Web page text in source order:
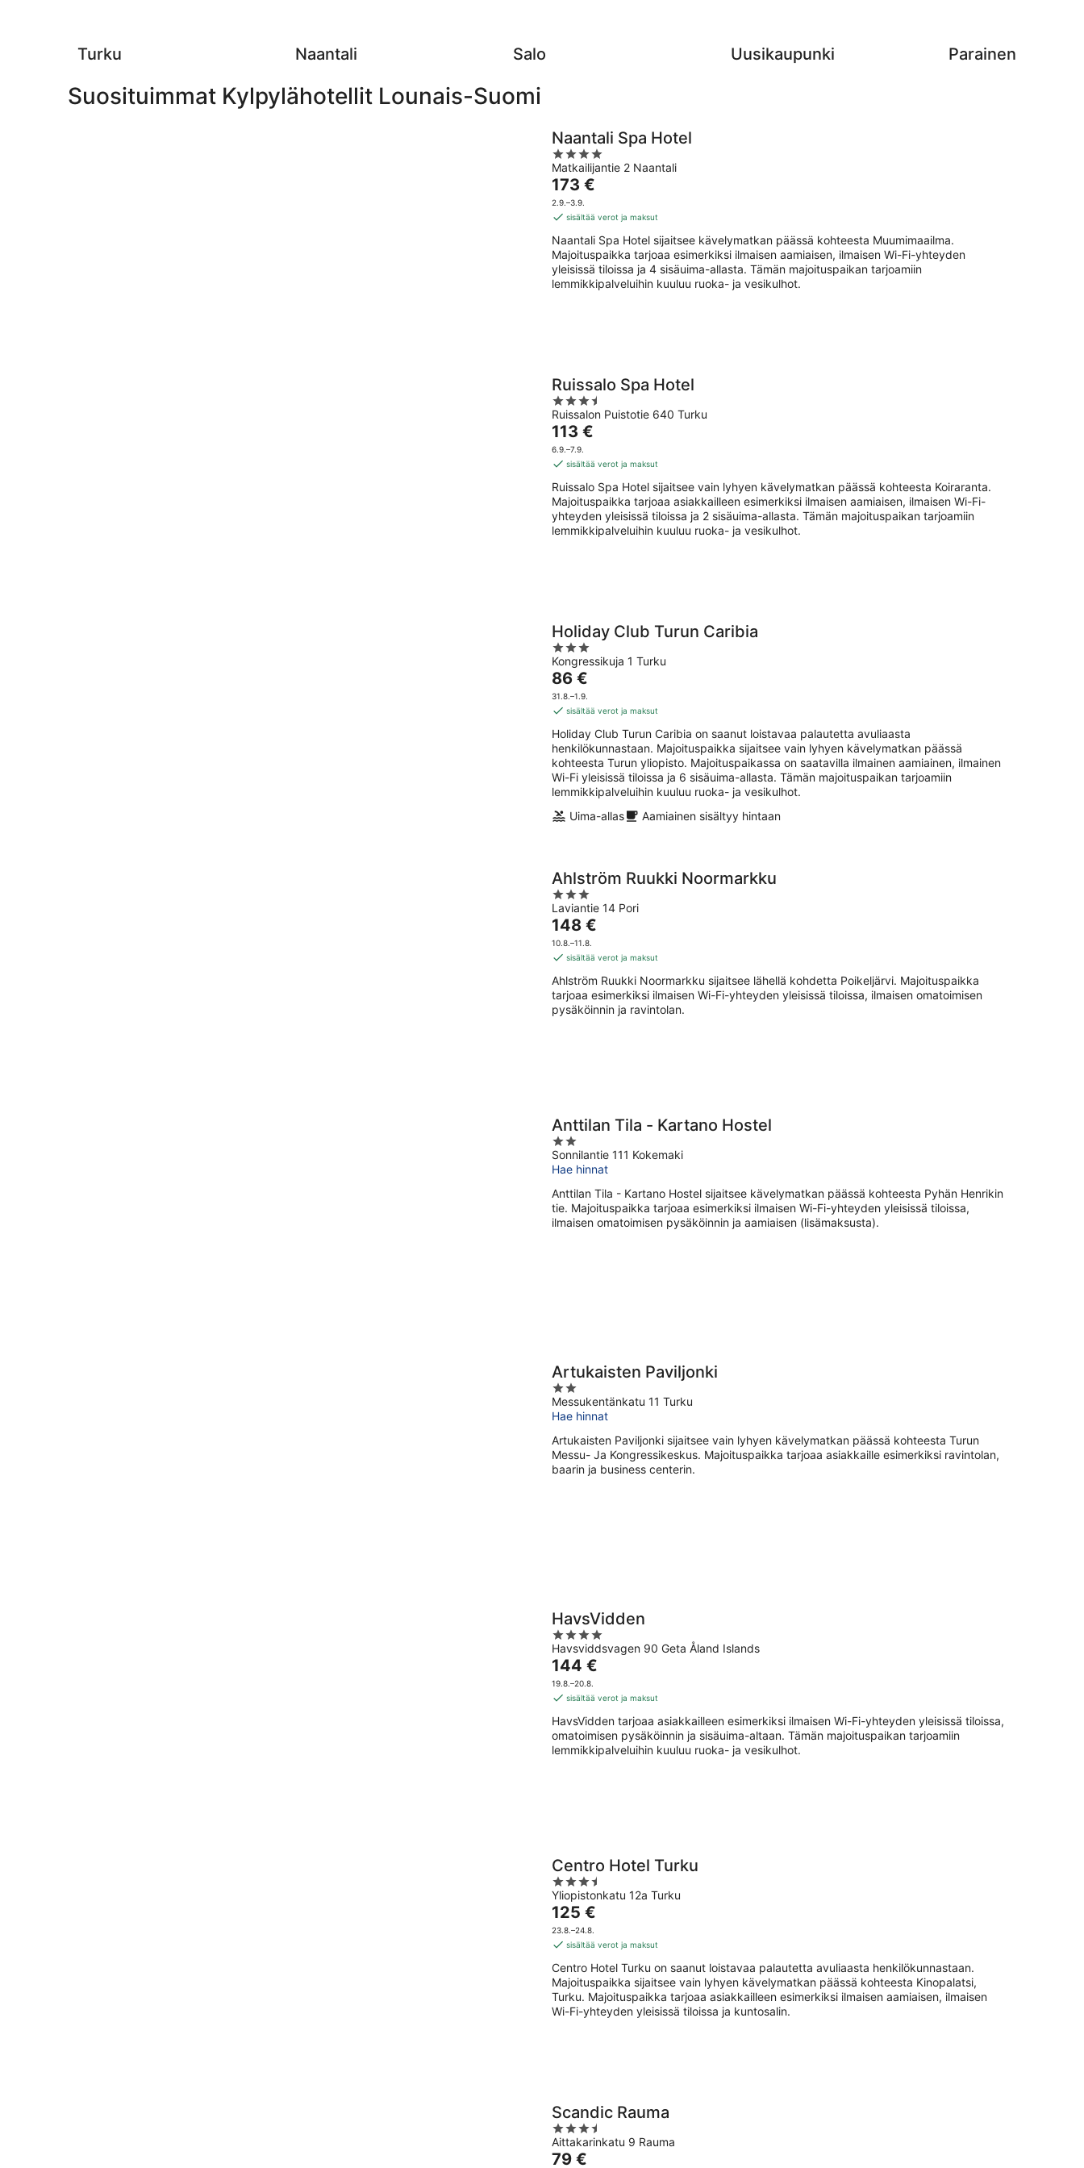
Turku Naantali Salo Uusikaupunki Parainen
Suosituimmat Kylpylähotellit Lounais-Suomi
Naantali Spa Hotel
4
out
of
5
Matkailijantie 2 Naantali
Hinta
on
173 €
yö
173 €
2.9.–3.9.
sisältää verot ja maksut
Naantali Spa Hotel sijaitsee kävelymatkan päässä kohteesta Muumimaailma.
Majoituspaikka tarjoaa esimerkiksi ilmaisen aamiaisen, ilmaisen Wi-Fi-yhteyden
yleisissä tiloissa ja 4 sisäuima-allasta. Tämän majoituspaikan tarjoamiin
lemmikkipalveluihin kuuluu ruoka- ja vesikulhot.
Ruissalo Spa Hotel
3.5
out
of
5
Ruissalon Puistotie 640 Turku
Hinta
on
113 €
yö
113 €
6.9.–7.9.
sisältää verot ja maksut
Ruissalo Spa Hotel sijaitsee vain lyhyen kävelymatkan päässä kohteesta Koiraranta.
Majoituspaikka tarjoaa asiakkailleen esimerkiksi ilmaisen aamiaisen, ilmaisen Wi-Fi-
yhteyden yleisissä tiloissa ja 2 sisäuima-allasta. Tämän majoituspaikan tarjoamiin
lemmikkipalveluihin kuuluu ruoka- ja vesikulhot.
Holiday Club Turun Caribia
3
out
of
5
Kongressikuja 1 Turku
Hinta
on
86 €
yö
86 €
31.8.–1.9.
sisältää verot ja maksut
Holiday Club Turun Caribia on saanut loistavaa palautetta avuliaasta
henkilökunnastaan. Majoituspaikka sijaitsee vain lyhyen kävelymatkan päässä
kohteesta Turun yliopisto. Majoituspaikassa on saatavilla ilmainen aamiainen, ilmainen
Wi-Fi yleisissä tiloissa ja 6 sisäuima-allasta. Tämän majoituspaikan tarjoamiin
lemmikkipalveluihin kuuluu ruoka- ja vesikulhot.
Uima-allas
Aamiainen sisältyy hintaan
Ahlström Ruukki Noormarkku
3
out
of
5
Laviantie 14 Pori
Hinta
on
148 €
yö
148 €
10.8.–11.8.
sisältää verot ja maksut
Ahlström Ruukki Noormarkku sijaitsee lähellä kohdetta Poikeljärvi. Majoituspaikka
tarjoaa esimerkiksi ilmaisen Wi-Fi-yhteyden yleisissä tiloissa, ilmaisen omatoimisen
pysäköinnin ja ravintolan.
Anttilan Tila - Kartano Hostel
2
out
of
5
Sonnilantie 111 Kokemaki
Hae hinnat
Anttilan Tila - Kartano Hostel sijaitsee kävelymatkan päässä kohteesta Pyhän Henrikin
tie. Majoituspaikka tarjoaa esimerkiksi ilmaisen Wi-Fi-yhteyden yleisissä tiloissa,
ilmaisen omatoimisen pysäköinnin ja aamiaisen (lisämaksusta).
Artukaisten Paviljonki
2
out
of
5
Messukentänkatu 11 Turku
Hae hinnat
Artukaisten Paviljonki sijaitsee vain lyhyen kävelymatkan päässä kohteesta Turun
Messu- Ja Kongressikeskus. Majoituspaikka tarjoaa asiakkaille esimerkiksi ravintolan,
baarin ja business centerin.
HavsVidden
4
out
of
5
Havsviddsvagen 90 Geta Åland Islands
Hinta
on
144 €
yö
144 €
19.8.–20.8.
sisältää verot ja maksut
HavsVidden tarjoaa asiakkailleen esimerkiksi ilmaisen Wi-Fi-yhteyden yleisissä tiloissa,
omatoimisen pysäköinnin ja sisäuima-altaan. Tämän majoituspaikan tarjoamiin
lemmikkipalveluihin kuuluu ruoka- ja vesikulhot.
Centro Hotel Turku
3.5
out
of
5
Yliopistonkatu 12a Turku
Hinta
on
125 €
yö
125 €
23.8.–24.8.
sisältää verot ja maksut
Centro Hotel Turku on saanut loistavaa palautetta avuliaasta henkilökunnastaan.
Majoituspaikka sijaitsee vain lyhyen kävelymatkan päässä kohteesta Kinopalatsi,
Turku. Majoituspaikka tarjoaa asiakkailleen esimerkiksi ilmaisen aamiaisen, ilmaisen
Wi-Fi-yhteyden yleisissä tiloissa ja kuntosalin.
Scandic Rauma
3.5
out
of
Aittakarinkatu 9 Rauma
Hinta
79 €